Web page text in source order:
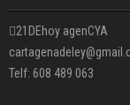
21DEhoy agenCYA
Telf: 608 489 063